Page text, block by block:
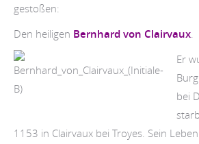
gestoßen:
Den heiligen Bernhard von Clairvaux.
Er
bei
1153 in Clairvaux bei Troyes. Sein